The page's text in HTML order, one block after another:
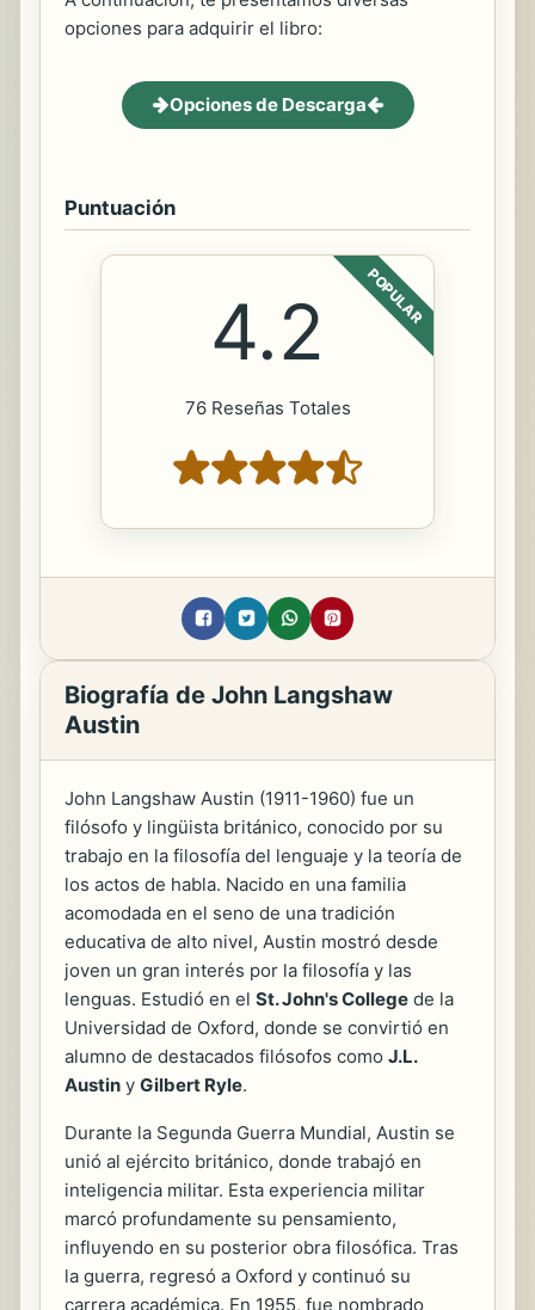
opciones para adquirir el libro:
Opciones de Descarga
Puntuación
POPULAR
4.2
76 Reseñas Totales
Biografía de John Langshaw
Austin
John Langshaw Austin (1911-1960) fue un
filósofo y lingüista británico, conocido por su
trabajo en la filosofía del lenguaje y la teoría de
los actos de habla. Nacido en una familia
acomodada en el seno de una tradición
educativa de alto nivel, Austin mostró desde
joven un gran interés por la filosofía y las
lenguas. Estudió en el St. John's College de la
Universidad de Oxford, donde se convirtió en
alumno de destacados filósofos como J.L.
Austin y Gilbert Ryle.
Durante la Segunda Guerra Mundial, Austin se
unió al ejército británico, donde trabajó en
inteligencia militar. Esta experiencia militar
marcó profundamente su pensamiento,
influyendo en su posterior obra filosófica. Tras
la guerra, regresó a Oxford y continuó su
carrera académica. En 1955, fue nombrado